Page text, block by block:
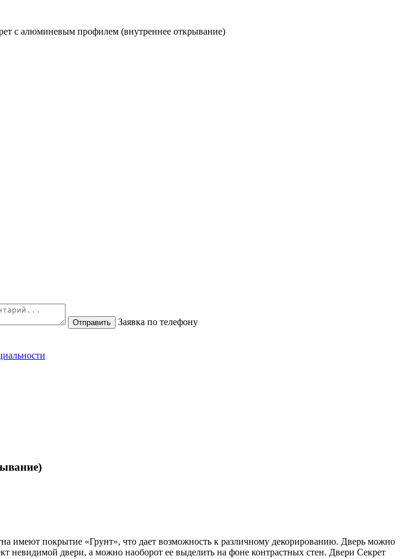
с алюминевым профилем (внутреннее открывание)
Отправить
Заявка по телефону
имеют покрытие «Грунт», что дает возможность к различному декорированию. Дверь можно
невидимой двери, а можно наоборот ее выделить на фоне контрастных стен. Двери Секрет